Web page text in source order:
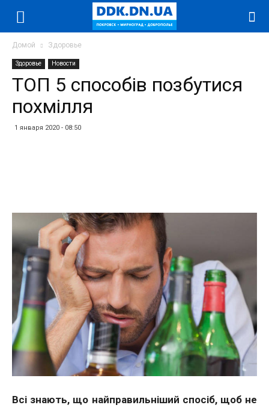
Домой Здоровье
Здоровье Новости
ТОП 5 способів позбутися
похмілля
1 января 2020 - 08:50
Всі знають, що найправильніший спосіб, щоб не